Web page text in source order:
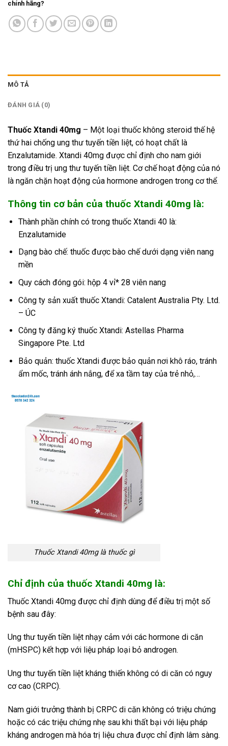
chính hãng?
MÔ TẢ
ĐÁNH GIÁ (0)
Thuốc Xtandi 40mg – Một loại thuốc không steroid thế hệ
thứ hai chống ung thư tuyến tiền liệt, có hoạt chất là
Enzalutamide. Xtandi 40mg được chỉ định cho nam giới
trong điều trị ung thư tuyến tiền liệt. Cơ chế hoạt động của nó
là ngăn chặn hoạt động của hormone androgen trong cơ thể.
Thông tin cơ bản của thuốc Xtandi 40mg là:
Thành phần chính có trong thuốc Xtandi 40 là:
Enzalutamide
Dạng bào chế: thuốc được bào chế dưới dạng viên nang
mền
Quy cách đóng gói: hộp 4 vỉ* 28 viên nang
Công ty sản xuất thuốc Xtandi: Catalent Australia Pty. Ltd.
– ÚC
Công ty đăng ký thuốc Xtandi: Astellas Pharma
Singapore Pte. Ltd
Bảo quản: thuốc Xtandi được bảo quản nơi khô ráo, tránh
ẩm mốc, tránh ánh nắng, để xa tầm tay của trẻ nhỏ,…
Thuốc Xtandi 40mg là thuốc gì
Chỉ định của thuốc Xtandi 40mg là:
Thuốc Xtandi 40mg được chỉ định dùng để điều trị một số
bệnh sau đây:
Ung thư tuyến tiền liệt nhạy cảm với các hormone di căn
(mHSPC) kết hợp với liệu pháp loại bỏ androgen.
Ung thư tuyến tiền liệt kháng thiến không có di căn có nguy
cơ cao (CRPC).
Nam giới trưởng thành bị CRPC di căn không có triệu chứng
hoặc có các triệu chứng nhẹ sau khi thất bại với liệu pháp
kháng androgen mà hóa trị liệu chưa được chỉ định lâm sàng.